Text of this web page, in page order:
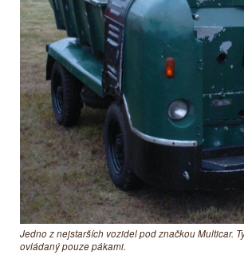
Jedno z nejstarších vozidel pod značkou Multicar.
ovládaný pouze pákami.